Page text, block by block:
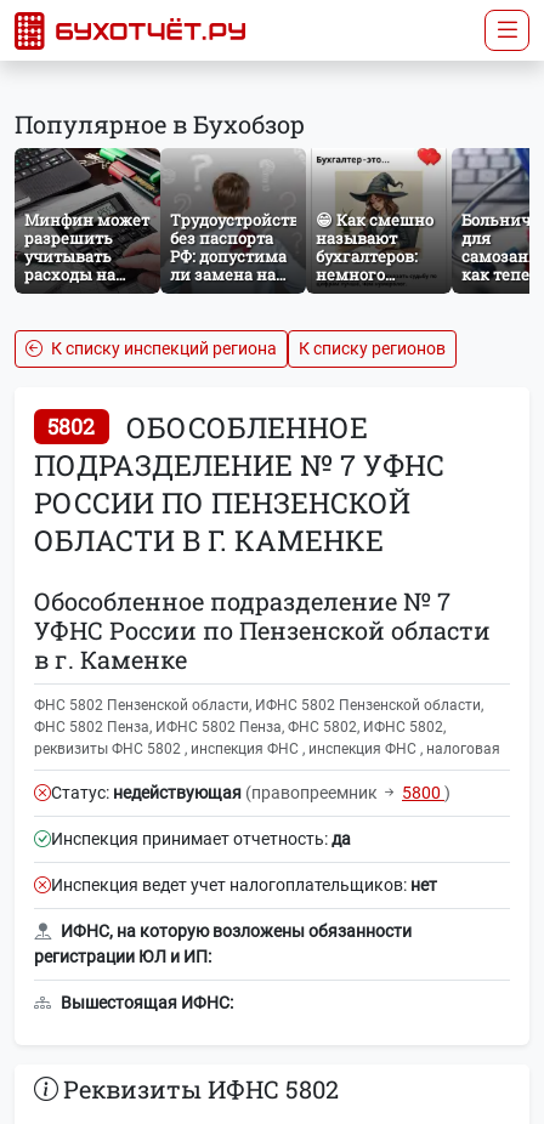
Популярное в Бухобзор
Минфин может
разрешить
учитывать
расходы на
защиту от
расчёте налога
на прибыль
Трудоустройство
без паспорта
РФ: допустима
ли замена на
загранпаспорт?
😁 Как смешно
называют
бухгалтеров:
немного
профессионального
для
как
работает
К списку инспекций региона К списку регионов
5802
ОБОСОБЛЕННОЕ
ПОДРАЗДЕЛЕНИЕ № 7 УФНС
РОССИИ ПО ПЕНЗЕНСКОЙ
ОБЛАСТИ В Г. КАМЕНКЕ
Обособленное подразделение № 7
УФНС России по Пензенской области
в г. Каменке
ФНС 5802 Пензенской области, ИФНС 5802 Пензенской области,
ФНС 5802 Пенза, ИФНС 5802 Пенза, ФНС 5802, ИФНС 5802,
реквизиты ФНС 5802 , инспекция ФНС , инспекция ФНС , налоговая
Статус: недействующая (правопреемник 5800 )
Инспекция принимает отчетность:да
Инспекция ведет учет налогоплательщиков: нет
ИФНС, на которую возложены обязанности
регистрации ЮЛ и ИП:
Вышестоящая ИФНС:
Реквизиты ИФНС 5802